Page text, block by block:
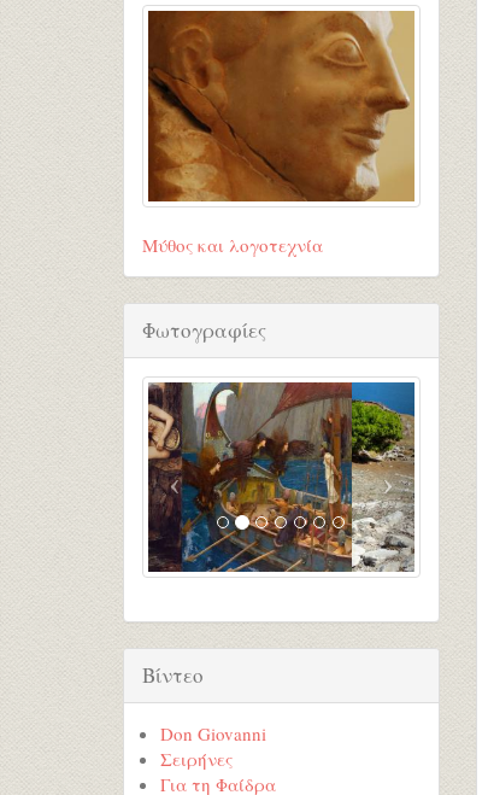
Μύθος και λογοτεχνία
Φωτογραφίες
Βίντεο
Don Giovanni
Σειρήνες
Για τη Φαίδρα